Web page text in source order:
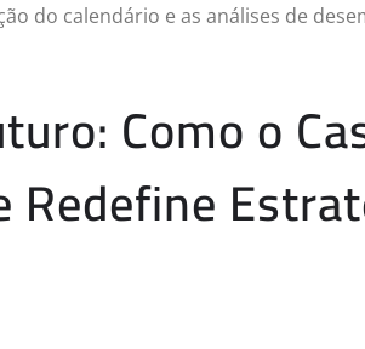
do calendário e as análises de
Como o
Redefine